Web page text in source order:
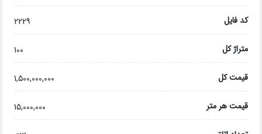
کد فایل 2229
متراژ کل 100
قیمت کل 1,500,000,000
قیمت هر متر 15,000,000